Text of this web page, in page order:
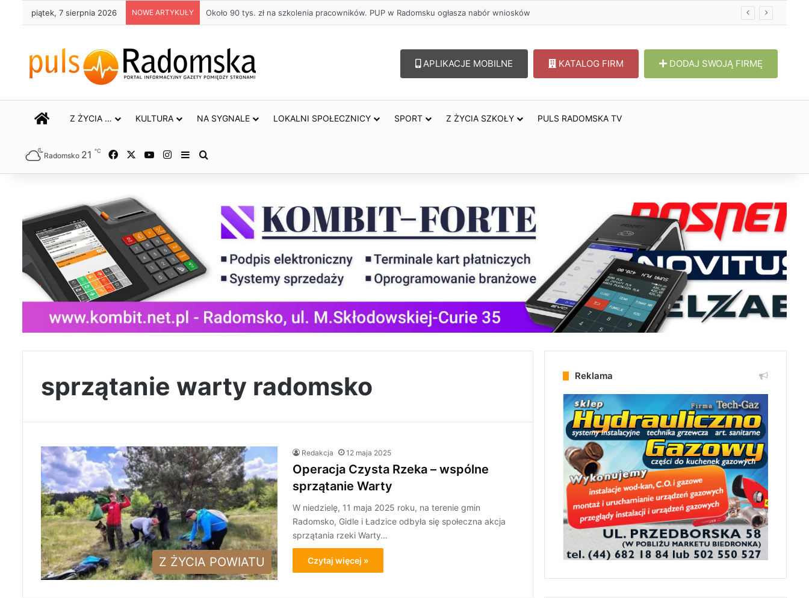
piątek, 7 sierpnia 2026 NOWE ARTYKUŁY Około 90 tys. zł na szkolenia pracowników. PUP w Radomsku ogłasza nabór wniosków
APLIKACJE MOBILNE KATALOG FIRM DODAJ SWOJĄ FIRMĘ
STRONA GŁÓWNA
Z ŻYCIA … KULTURA NA SYGNALE LOKALNI SPOŁECZNICY SPORT Z ŻYCIA SZKOŁY PULS RADOMSKA TV
Radomsko 21 ℃ Facebook YouTubeInstagram
Sidebar
sprzątanie warty radomsko
Z ŻYCIA POWIATU
Redakcja 12 maja 2025
Operacja Czysta Rzeka – wspólne
sprzątanie Warty
W niedzielę, 11 maja 2025 roku, na terenie gmin
Radomsko, Gidle i Ładzice odbyła się społeczna akcja
sprzątania rzeki Warty…
Czytaj więcej »
Reklama